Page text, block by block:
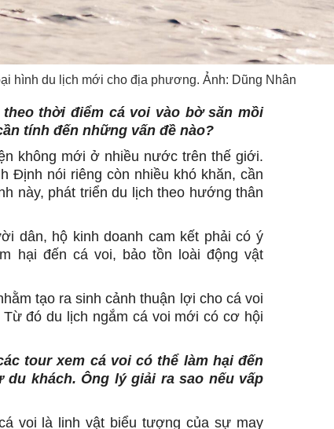
hình du lịch mới cho địa phương. Ảnh: Dũng Nhân
thời điểm cá voi vào bờ săn mồi
tính đến những vấn đề nào?
không mới ở nhiều nước trên thế giới.
Định nói riêng còn nhiều khó khăn, cần
này, phát triển du lịch theo hướng thân
dân, hộ kinh doanh cam kết phải có ý
hại đến cá voi, bảo tồn loài động vật
tạo ra sinh cảnh thuận lợi cho cá voi
đó du lịch ngắm cá voi mới có cơ hội
tour xem cá voi có thể làm hại đến
khách. Ông lý giải ra sao nếu vấp
voi là linh vật biểu tượng của sự may